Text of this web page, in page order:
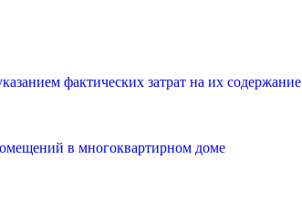
фактических затрат на их содержание
в многоквартирном доме